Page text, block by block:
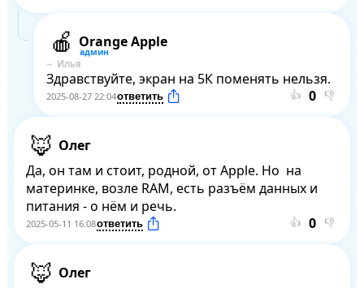
Orange Apple
Илья
Здравствуйте, экран на 5К поменять нельзя.
2025-08-27 22:04 👍 👎
Олег
Да, он там и стоит, родной, от Apple. Но  на
материнке, возле RAM, есть разъём данных и
питания - о нём и речь.
2025-05-11 16:08 👍 👎
Олег